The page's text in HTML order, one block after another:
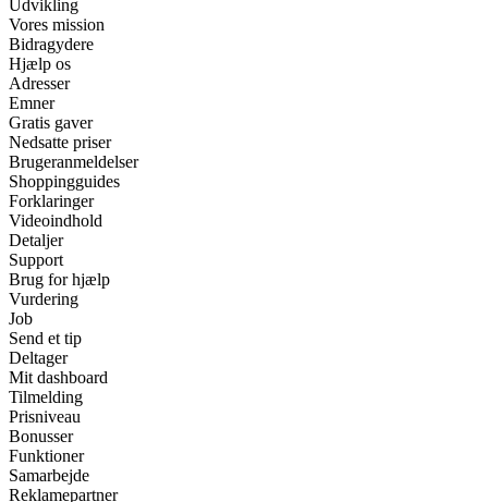
Udvikling
Vores mission
Bidragydere
Hjælp os
Adresser
Emner
Gratis gaver
Nedsatte priser
Brugeranmeldelser
Shoppingguides
Forklaringer
Videoindhold
Detaljer
Support
Brug for hjælp
Vurdering
Job
Send et tip
Deltager
Mit dashboard
Tilmelding
Prisniveau
Bonusser
Funktioner
Samarbejde
Reklamepartner